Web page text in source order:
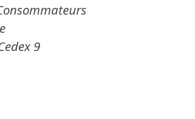
9